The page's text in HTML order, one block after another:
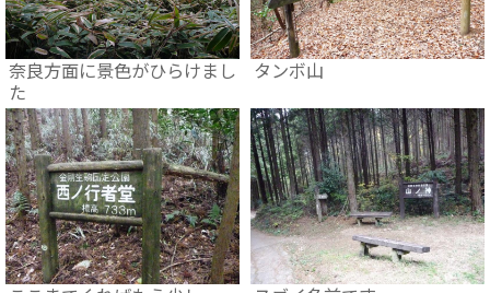
奈良方面に景色がひらけまし
た
タンボ山